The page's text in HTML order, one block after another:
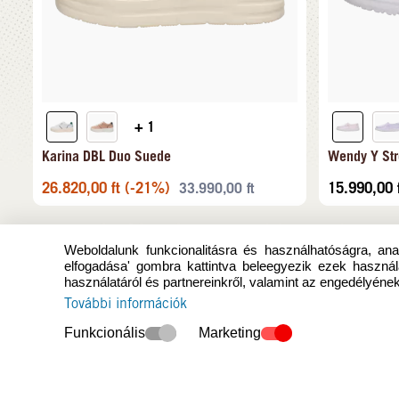
+ 1
Karina DBL Duo Suede
26.820,00 ft (-21%) 33.990,00 ft
Wendy Y
15.990,00
Weboldalunk funkcionalitásra és használhatóságra,
elfogadása' gombra kattintva beleegyezik ezek
használatáról és partnereinkről, valamint az
További információk
Funkcionális Marketing